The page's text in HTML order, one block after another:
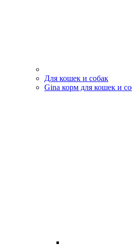
Для кошек и собак
Gina корм для кошек и